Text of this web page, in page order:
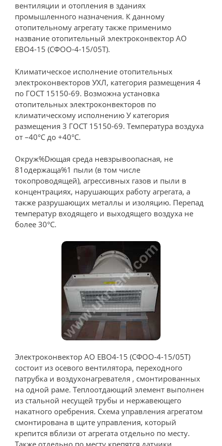
вентиляции и отопления в зданиях
промышленного назначения. К данному
отопительному агрегату также применимо
название отопительный электроконвектор АО
ЕВО4-15 (СФОО-4-15/05Т).
Климатическое исполнение отопительных
электроконвекторов УХЛ, категория размещения 4
по ГОСТ 15150-69. Возможна установка
отопительных электроконвекторов по
климатическому исполнению У категория
размещения 3 ГОСТ 15150-69. Температура воздуха
от –40°С до +40°С.
Окруж%Dющая среда невзрывоопасная, не
81одержаща%1 пыли (в том числе
токопроводящей), агрессивных газов и пыли в
концентрациях, нарушающих работу агрегата, а
также разрушающих металлы и изоляцию. Перепад
температур входящего и выходящего воздуха не
более 30°С.
Электроконвектор АО ЕВО4-15 (СФОО-4-15/05Т)
состоит из осевого вентилятора, переходного
патрубка и воздухонагревателя , смонтированных
на одной раме. Теплоотдающий элемент выполнен
из стальной несущей трубы и нержавеющего
накатного оребрения. Схема управления агрегатом
смонтирована в щите управления, который
крепится вблизи от агрегата отдельно по месту.
Также отдельно по месту крепятся датчики